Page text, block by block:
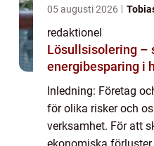
05 augusti 2026
redaktionel
Lösullsisolering –
energibesparing i
Inledning: Företag
för olika risker och
verksamhet. För att